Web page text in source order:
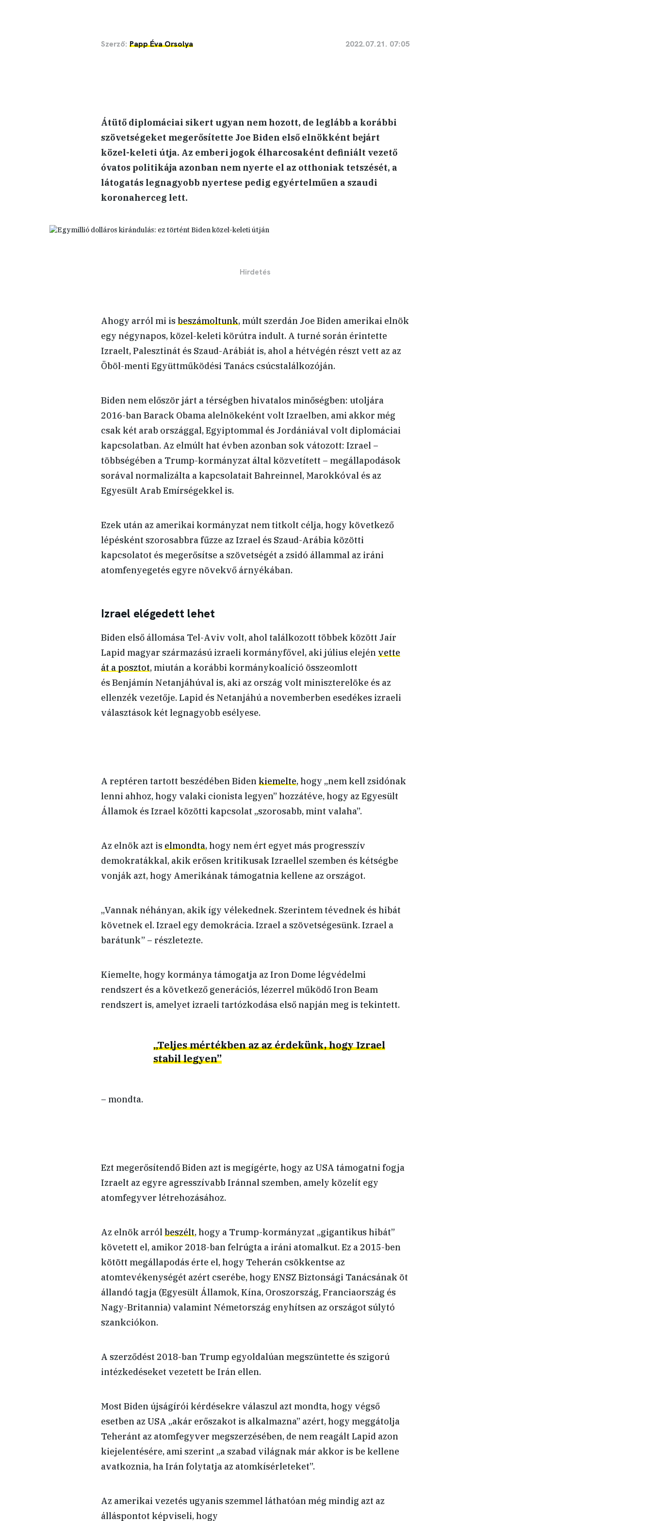
Szerző: Papp Éva Orsolya 2022.07.21. 07:05
Átütő diplomáciai sikert ugyan nem hozott, de leglább a korábbi
szövetségeket megerősítette Joe Biden első elnökként bejárt
közel-keleti útja. Az emberi jogok élharcosaként definiált vezető
óvatos politikája azonban nem nyerte el az otthoniak tetszését, a
látogatás legnagyobb nyertese pedig egyértelműen a szaudi
koronaherceg lett.
Ahogy arról mi isbeszámoltunk, múlt szerdán Joe Biden amerikai elnök
egy négynapos, közel-keleti körútra indult. A turné során érintette
Izraelt, Palesztinát és Szaud-Arábiát is, ahol a hétvégén részt vett az az
Öböl-menti Együttműködési Tanács csúcstalálkozóján.
Biden nem először járt a térségben hivatalos minőségben: utoljára
2016-ban Barack Obama alelnökeként volt Izraelben, ami akkor még
csak két arab országgal, Egyiptommal és Jordániával volt diplomáciai
kapcsolatban. Az elmúlt hat évben azonban sok vátozott: Izrael –
többségében a Trump-kormányzat által közvetített – megállapodások
sorával normalizálta a kapcsolatait Bahreinnel, Marokkóval és az
Egyesült Arab Emírségekkel is.
Ezek után az amerikai kormányzat nem titkolt célja, hogy következő
lépésként szorosabbra fűzze az Izrael és Szaud-Arábia közötti
kapcsolatot és megerősítse a szövetségét a zsidó állammal az iráni
atomfenyegetés egyre növekvő árnyékában.
Izrael elégedett lehet
Biden első állomása Tel-Aviv volt, ahol találkozott többek között Jaír
Lapid magyar származású izraeli kormányfővel, aki július elején vette
át a posztot, miután a korábbi kormánykoalíció összeomlott
és Benjámín Netanjáhúval is, aki az ország volt miniszterelöke és az
ellenzék vezetője. Lapid és Netanjáhú a novemberben esedékes izraeli
választások két legnagyobb esélyese.
A reptéren tartott beszédében Biden kiemelte, hogy „nem kell zsidónak
lenni ahhoz, hogy valaki cionista legyen” hozzátéve, hogy az Egyesült
Államok és Izrael közötti kapcsolat „szorosabb, mint valaha”.
Az elnök azt is elmondta, hogy nem ért egyet más progresszív
demokratákkal, akik erősen kritikusak Izraellel szemben és kétségbe
vonják azt, hogy Amerikának támogatnia kellene az országot.
„Vannak néhányan, akik így vélekednek. Szerintem tévednek és hibát
követnek el. Izrael egy demokrácia. Izrael a szövetségesünk. Izrael a
barátunk” – részletezte.
Kiemelte, hogy kormánya támogatja az Iron Dome légvédelmi
rendszert és a következő generációs, lézerrel működő Iron Beam
rendszert is, amelyet izraeli tartózkodása első napján meg is tekintett.
„Teljes mértékben az az érdekünk, hogy Izrael
stabil legyen”
– mondta.
Ezt megerősítendő Biden azt is megígérte, hogy az USA támogatni fogja
Izraelt az egyre agresszívabb Iránnal szemben, amely közelít egy
atomfegyver létrehozásához.
Az elnök arról beszélt, hogy a Trump-kormányzat „gigantikus hibát”
követett el, amikor 2018-ban felrúgta a iráni atomalkut. Ez a 2015-ben
kötött megállapodás érte el, hogy Teherán csökkentse az
atomtevékenységét azért cserébe, hogy ENSZ Biztonsági Tanácsának öt
állandó tagja (Egyesült Államok, Kína, Oroszország, Franciaország és
Nagy-Britannia) valamint Németország enyhítsen az országot súlytó
szankciókon.
A szerződést 2018-ban Trump egyoldalúan megszüntette és szigorú
intézkedéseket vezetett be Irán ellen.
Most Biden újságírói kérdésekre válaszul azt mondta, hogy végső
esetben az USA „akár erőszakot is alkalmazna” azért, hogy meggátolja
Teheránt az atomfegyver megszerzésében, de nem reagált Lapid azon
kiejelentésére, ami szerint „a szabad világnak már akkor is be kellene
avatkoznia, ha Irán folytatja az atomkísérleteket”.
Az amerikai vezetés ugyanis szemmel láthatóan még mindig azt az
álláspontot képviseli, hogy